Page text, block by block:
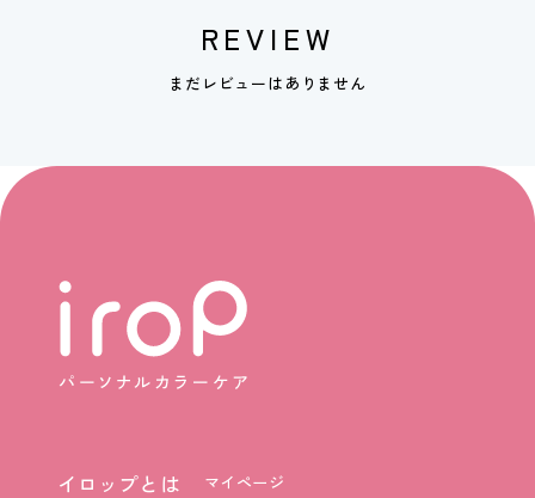
REVIEW
まだレビューはありません
イロップとは マイページ